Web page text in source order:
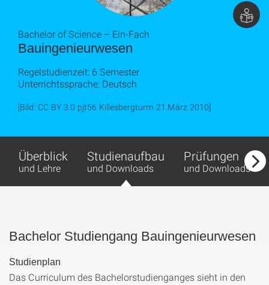
Bauingenieurwesen
Bachelor of Science – Ein-Fach
Regelstudienzeit: 6 Semester
Unterrichtssprache: Deutsch
[Bild: CC BY 3.0 pjt56 Killesbergturm 21.März 2010]
Überblick
und Lehre
Studienaufbau
und Downloads
Prüfungen
und Downloads
Bachelor Studiengang Bauingenieurwesen
Studienplan
Das Curriculum des Bachelorstudienganges sieht in den